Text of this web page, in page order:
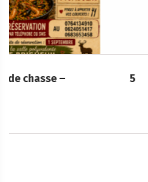
Soirée Folklorique –
Nous vous accueillons le
de 20h, place de la […]